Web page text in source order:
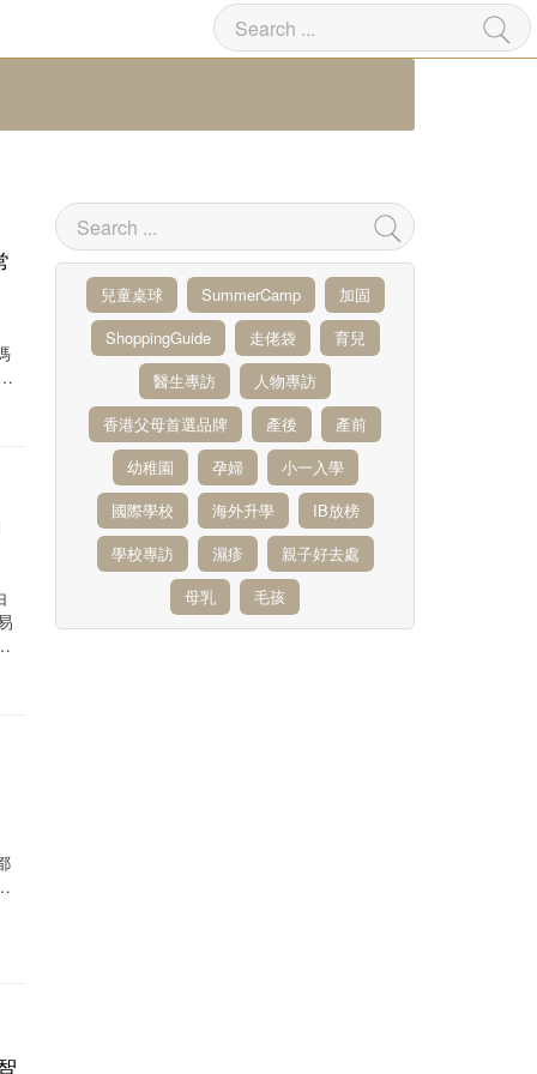
兒童桌球 SummerCamp
加固
ShoppingGuide
走佬袋
育兒
醫生專訪
人物專訪
香港父母首選品牌
產後
產前
幼稚園
孕婦
小一入學
國際學校
海外升學
IB放榜
學校專訪
濕疹
親子好去處
母乳
毛孩